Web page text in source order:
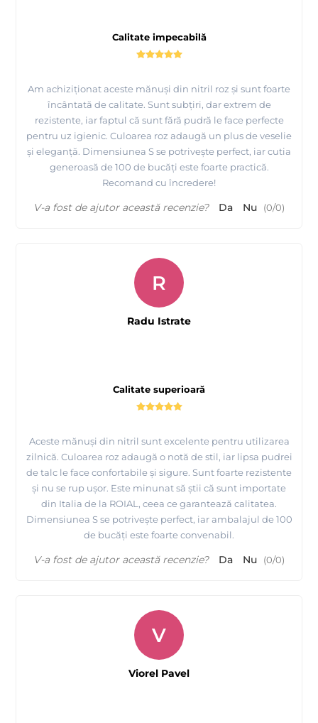
Calitate impecabilă
Am achiziționat aceste mănuși din nitril roz și sunt foarte
încântată de calitate. Sunt subțiri, dar extrem de
rezistente, iar faptul că sunt fără pudră le face perfecte
pentru uz igienic. Culoarea roz adaugă un plus de veselie
și eleganță. Dimensiunea S se potrivește perfect, iar cutia
generoasă de 100 de bucăți este foarte practică.
Recomand cu încredere!
V-a fost de ajutor această recenzie? Da Nu (0/0)
Calitate superioară
Aceste mănuși din nitril sunt excelente pentru utilizarea
zilnică. Culoarea roz adaugă o notă de stil, iar lipsa pudrei
de talc le face confortabile și sigure. Sunt foarte rezistente
și nu se rup ușor. Este minunat să știi că sunt importate
din Italia de la ROIAL, ceea ce garantează calitatea.
Dimensiunea S se potrivește perfect, iar ambalajul de 100
de bucăți este foarte convenabil.
R
Radu Istrate
V-a fost de ajutor această recenzie? Da Nu (0/0)
V
Viorel Pavel